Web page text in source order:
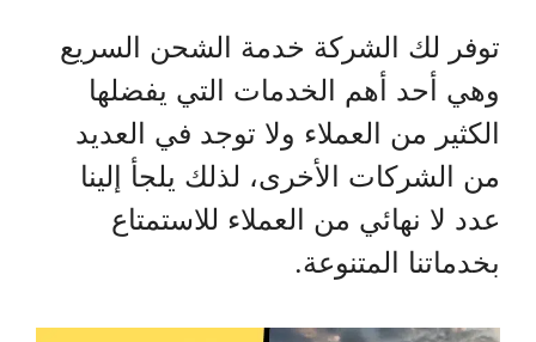
توفر لك الشركة خدمة الشحن السريع
وهي أحد أهم الخدمات التي يفضلها
الكثير من العملاء ولا توجد في العديد
من الشركات الأخرى، لذلك يلجأ إلينا
عدد لا نهائي من العملاء للاستمتاع
بخدماتنا المتنوعة.